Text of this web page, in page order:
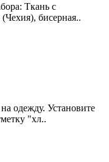
Ткань с
бисерная..
одежду. Установите
"хл..